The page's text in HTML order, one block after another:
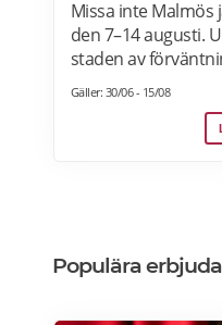
Missa inte
den 7–14 augusti.
staden av
artister. Hela
Gäller: 30/06 - 15/08
Populära